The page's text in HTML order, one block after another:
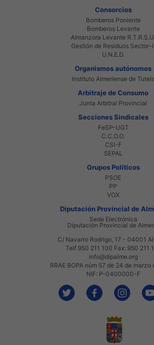
Consorcios
Bomberos Poniente
Bomberos Levante
Almanzora Levante R.T.R.S.U.
Gestión de Residuos Sector-II
U.N.E.D.
Organismos autónomos
Instituto Almeriense de Tutela
Arbitraje de Consumo
Junta Arbitral Provincial
Secciones Sindicales
FeSP-UGT
C.C.O.O.
CSI-F
SEPAL
Grupos Políticos
PSOE
PP
VOX
Diputación Provincial de
Sede Electrónica
Diputación Provincial de
C/ Navarro Rodrigo, 17 - 04001
Telf 950 211 100 Fax: 950 211
info@dipalme.org
RRAE BOPA núm 57 de 24 de
NIF: P-0400000-F